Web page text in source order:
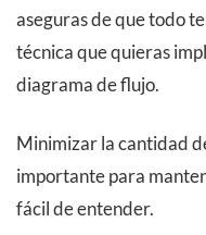
aseguras de que todo
técnica que quieras
diagrama de flujo.
Minimizar la cantidad
importante para
fácil de entender.